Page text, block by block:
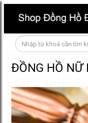
ĐỒNG HỒ NỮ